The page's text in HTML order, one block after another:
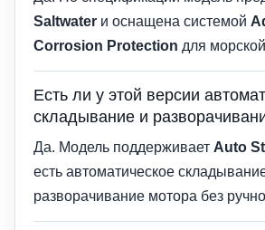
Saltwater и оснащена системой
Corrosion Protection для
Есть ли у этой версии
складывание и
Да. Модель поддерживает Auto
есть автоматическое
разворачивание мотора без